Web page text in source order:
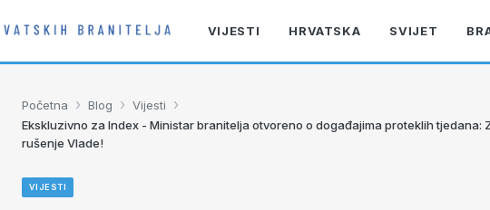
VIJESTI HRVATSKA SVIJET
Početna › Blog › Vijesti ›
Ekskluzivno za Index - Ministar branitelja otvoreno o događajima proteklih tjedana:
rušenje Vlade!
VIJESTI